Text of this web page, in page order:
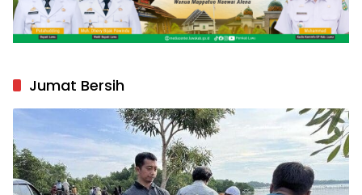
Jumat Bersih